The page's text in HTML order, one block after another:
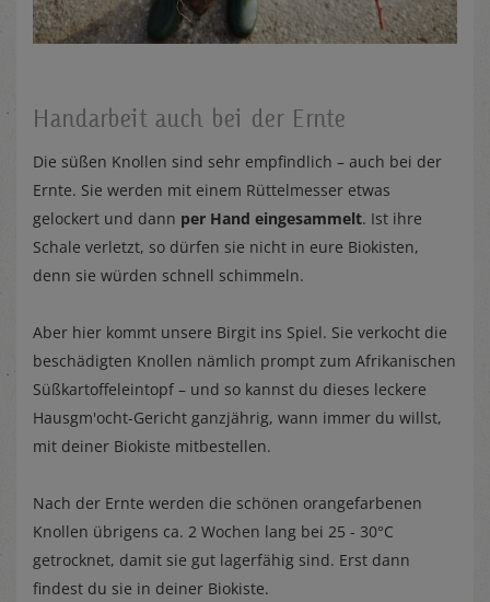
Handarbeit auch bei der Ernte
Die süßen Knollen sind sehr empfindlich – auch bei der
Ernte. Sie werden mit einem Rüttelmesser etwas
gelockert und dann per Hand eingesammelt. Ist ihre
Schale verletzt, so dürfen sie nicht in eure Biokisten,
denn sie würden schnell schimmeln.
Aber hier kommt unsere Birgit ins Spiel. Sie verkocht die
beschädigten Knollen nämlich prompt zum Afrikanischen
Süßkartoffeleintopf – und so kannst du dieses leckere
Hausgm'ocht-Gericht ganzjährig, wann immer du willst,
mit deiner Biokiste mitbestellen.
Nach der Ernte werden die schönen orangefarbenen
Knollen übrigens ca. 2 Wochen lang bei 25 - 30°C
getrocknet, damit sie gut lagerfähig sind. Erst dann
findest du sie in deiner Biokiste.